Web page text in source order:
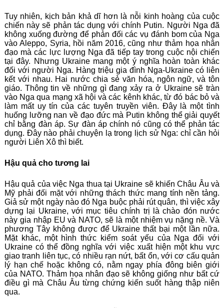
Tuy nhiên, kịch bản khả dĩ hơn là nỗi kinh hoàng của cuộc
chiến này sẽ phản tác dụng với chính Putin. Người Nga đã
không xuống đường để phản đối các vụ đánh bom của Nga
vào Aleppo, Syria, hồi năm 2016, cũng như thảm họa nhân
đạo mà các lực lượng Nga đã tiếp tay trong cuộc nội chiến
tại đây. Nhưng Ukraine mang một ý nghĩa hoàn toàn khác
đối với người Nga. Hàng triệu gia đình Nga-Ukraine có liên
kết với nhau. Hai nước chia sẻ văn hóa, ngôn ngữ, và tôn
giáo. Thông tin về những gì đang xảy ra ở Ukraine sẽ tràn
vào Nga qua mạng xã hội và các kênh khác, từ đó bác bỏ và
làm mất uy tín của các tuyên truyền viên. Đây là một tình
huống lưỡng nan về đạo đức mà Putin không thể giải quyết
chỉ bằng đàn áp. Sự đàn áp chính nó cũng có thể phản tác
dụng. Đây nào phải chuyện lạ trong lịch sử Nga: chỉ cần hỏi
người Liên Xô thì biết.
Hậu quả cho tương lai
Hậu quả của việc Nga thua tại Ukraine sẽ khiến Châu Âu và
Mỹ phải đối mặt với những thách thức mang tính nền tảng.
Giả sử một ngày nào đó Nga buộc phải rút quân, thì việc xây
dựng lại Ukraine, với mục tiêu chính trị là chào đón nước
này gia nhập EU và NATO, sẽ là một nhiệm vụ nặng nề. Và
phương Tây không được để Ukraine thất bại một lần nữa.
Mặt khác, một hình thức kiểm soát yếu của Nga đối với
Ukraine có thể đồng nghĩa với việc xuất hiện một khu vực
giao tranh liên tục, có nhiều rạn nứt, bất ổn, với cơ cấu quản
lý hạn chế hoặc không có, nằm ngay phía đông biên giới
của NATO. Thảm họa nhân đạo sẽ không giống như bất cứ
điều gì mà Châu Âu từng chứng kiến suốt hàng thập niên
qua.